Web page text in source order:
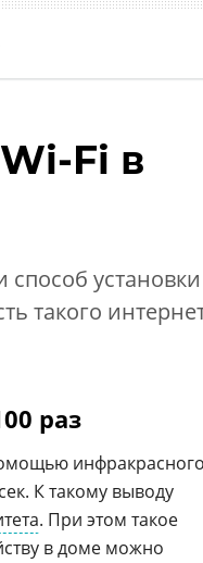
Fi в
способ установки
такого
раз
К такому выводу
. При этом такое
в доме можно